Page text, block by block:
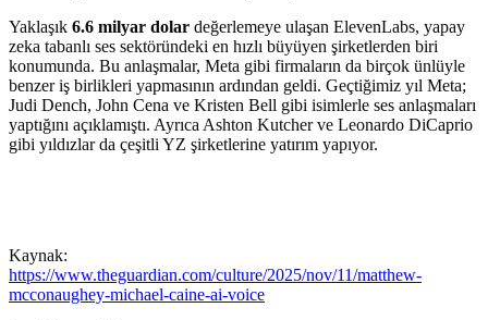
Yaklaşık 6.6 milyar dolar değerlemeye ulaşan ElevenLabs, yapay
zeka tabanlı ses sektöründeki en hızlı büyüyen şirketlerden biri
konumunda. Bu anlaşmalar, Meta gibi firmaların da birçok ünlüyle
benzer iş birlikleri yapmasının ardından geldi. Geçtiğimiz yıl Meta;
Judi Dench, John Cena ve Kristen Bell gibi isimlerle ses anlaşmaları
yaptığını açıklamıştı. Ayrıca Ashton Kutcher ve Leonardo DiCaprio
gibi yıldızlar da çeşitli YZ şirketlerine yatırım yapıyor.
Kaynak:
https://www.theguardian.com/culture/2025/nov/11/matthew-
mcconaughey-michael-caine-ai-voice